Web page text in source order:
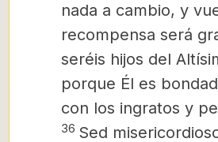
nada a cambio, y
recompensa será
seréis hijos del
porque Él es
con los ingratos y
36 Sed